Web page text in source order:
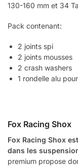
130-160 mm et 34
Pack contenant:
2 joints spi
2 joints mousses
2 crash washers
1 rondelle alu
Fox Racing Shox
Fox Racing Shox
dans les
premium propose